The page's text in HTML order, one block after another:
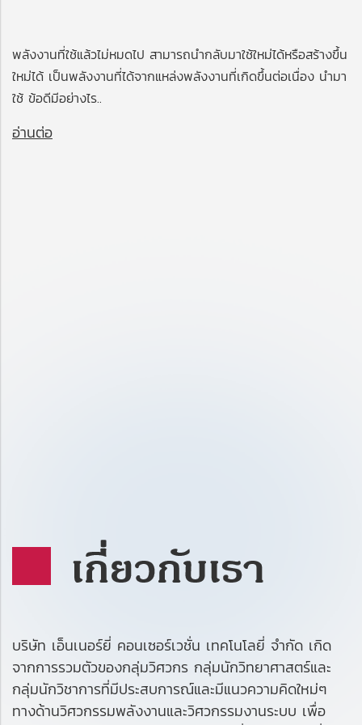
พลังงานที่ใช้แล้วไม่หมดไป สามารถนำกลับมาใช้ใหม่ได้หรือสร้างขึ้น
ใหม่ได้ เป็นพลังงานที่ได้จากแหล่งพลังงานที่เกิดขึ้นต่อเนื่อง นำมา
ใช้ ข้อดีมีอย่างไร..
อ่านต่อ
บริษัท เอ็นเนอร์ยี่ คอนเซอร์เวชั่น เทคโนโลยี่ จำกัด เกิด
จากการรวมตัวของกลุ่มวิศวกร กลุ่มนักวิทยาศาสตร์และ
กลุ่มนักวิชาการที่มีประสบการณ์และมีแนวความคิดใหม่ๆ
ทางด้านวิศวกรรมพลังงานและวิศวกรรมงานระบบ เพื่อ